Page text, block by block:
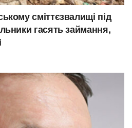
сміттєзвалищі під
гасять займання,